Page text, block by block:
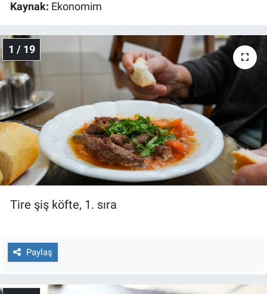
Kaynak: Ekonomim
1 / 19
Tire şiş köfte, 1. sıra
Paylaş
Gündem Özel
Günün görüntüsü
Haber
İlan
Kimdir
Koronavirüs